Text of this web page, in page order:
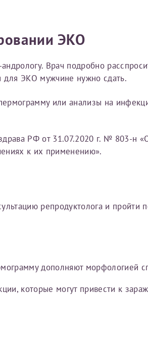
ЭКО
Врач подробно
для ЭКО мужчине нужно сдать.
или анализы на
РФ от 31.07.2020 г. № 803-н
к их применению».
репродуктолога и пройти
дополняют морфологией
которые могут привести к
Записаться на прием
После отправки
налогоплательщика не
отправкой заявки.
пациентам: